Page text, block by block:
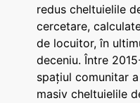
redus cheltuielile
cercetare,
de locuitor, în
deceniu. Între
spațiul comunitar
masiv cheltuielile